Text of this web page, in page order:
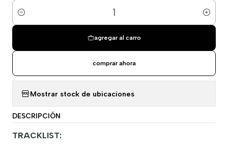
Cantidad
agregar al carro
comprar ahora
Mostrar stock de ubicaciones
DESCRIPCIÓN
TRACKLIST: